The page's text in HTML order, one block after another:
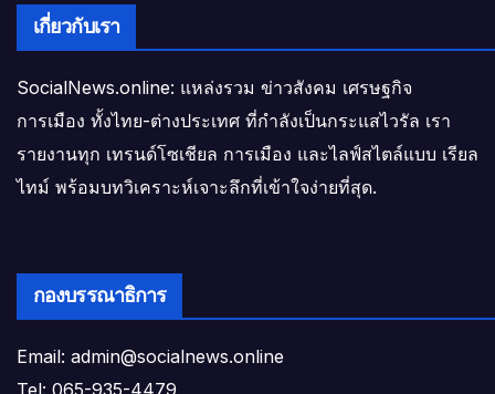
เกี่ยวกับเรา
SocialNews.online: แหล่งรวม ข่าวสังคม เศรษฐกิจ
การเมือง ทั้งไทย-ต่างประเทศ ที่กำลังเป็นกระแสไวรัล เรา
รายงานทุก เทรนด์โซเชียล การเมือง และไลฟ์สไตล์แบบ เรียล
ไทม์ พร้อมบทวิเคราะห์เจาะลึกที่เข้าใจง่ายที่สุด.
กองบรรณาธิการ
Email: admin@socialnews.online
Tel: 065-935-4479